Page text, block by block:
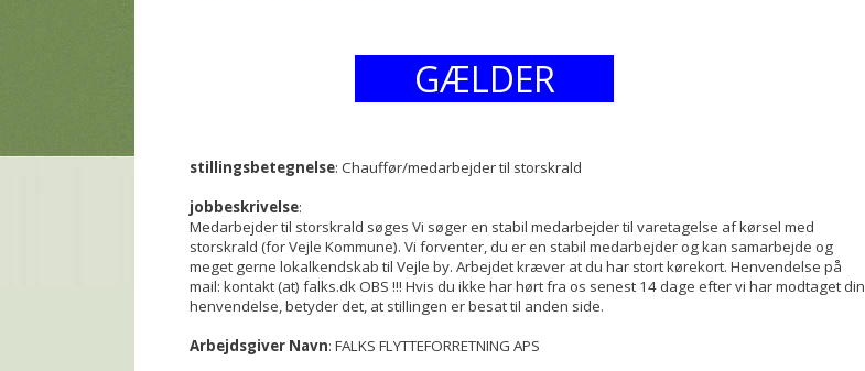
GÆLDER
stillingsbetegnelse: Chauffør/medarbejder til storskrald
jobbeskrivelse:
Medarbejder til storskrald søges Vi søger en stabil medarbejder til varetagelse af kørsel med
storskrald (for Vejle Kommune). Vi forventer, du er en stabil medarbejder og kan samarbejde og
meget gerne lokalkendskab til Vejle by. Arbejdet kræver at du har stort kørekort. Henvendelse på
mail: kontakt (at) falks.dk OBS !!! Hvis du ikke har hørt fra os senest 14 dage efter vi har modtaget din
henvendelse, betyder det, at stillingen er besat til anden side.
Arbejdsgiver Navn: FALKS FLYTTEFORRETNING APS